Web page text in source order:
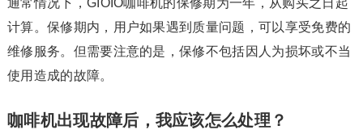
通常情况下，GIOIO咖啡机的保修期为一年，从购买之日起
计算。保修期内，用户如果遇到质量问题，可以享受免费的
维修服务。但需要注意的是，保修不包括因人为损坏或不当
使用造成的故障。
咖啡机出现故障后，我应该怎么处理？